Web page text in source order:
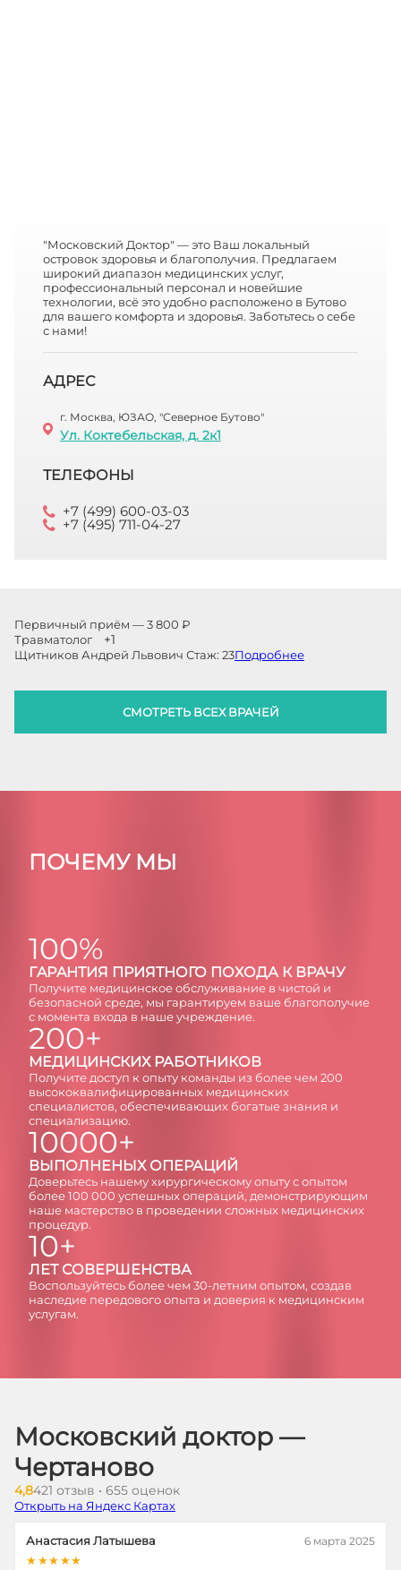
"Московский Доктор" — это Ваш локальный
островок здоровья и благополучия. Предлагаем
широкий диапазон медицинских услуг,
профессиональный персонал и новейшие
технологии, всё это удобно расположено в Бутово
для вашего комфорта и здоровья. Заботьтесь о себе
с нами!
АДРЕС
г. Москва, ЮЗАО, "Северное Бутово"
Ул. Коктебельская, д. 2к1
ТЕЛЕФОНЫ
+7 (499) 600-03-03
+7 (495) 711-04-27
Первичный приём — 3 800 ₽
Травматолог
+1
Щитников Андрей Львович Стаж: 23Подробнее
СМОТРЕТЬ ВСЕХ ВРАЧЕЙ
ПОЧЕМУ МЫ
100%
ГAРAНТИЯ ПРИЯТНОГО ПОХОДА К ВРАЧУ
Получите медицинское обслуживание в чистой и
безопасной среде, мы гарантируем ваше благополучие
с момента входа в наше учреждение.
200+
МЕДИЦИНСКИХ РАБОТНИКОВ
Получите доступ к опыту команды из более чем 200
высококвалифицированных медицинских
специалистов, обеспечивающих богатые знания и
специализацию.
10000+
ВЫПОЛНЕНЫХ ОПЕРАЦИЙ
Доверьтесь нашему хирургическому опыту с опытом
более 100 000 успешных операций, демонстрирующим
наше мастерство в проведении сложных медицинских
процедур.
10+
ЛЕТ СОВЕРШЕНСТВА
Воспользуйтесь более чем 30-летним опытом, создав
наследие передового опыта и доверия к медицинским
услугам.
Московский доктор —
Чертаново
4,8421 отзыв • 655 оценок
Открыть на Яндекс Картах
Анастасия Латышева 6 марта 2025
★★★★★